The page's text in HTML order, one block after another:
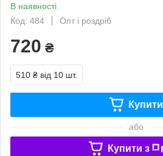
В наявності
Код: 484
Опт і роздріб
720 ₴
510 ₴ від 10 шт.
Купити
або
Купити з